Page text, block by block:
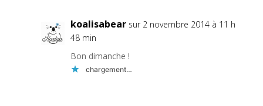
koalisabear sur 2 novembre 2014 à 11 h
48 min
Bon dimanche !
chargement…